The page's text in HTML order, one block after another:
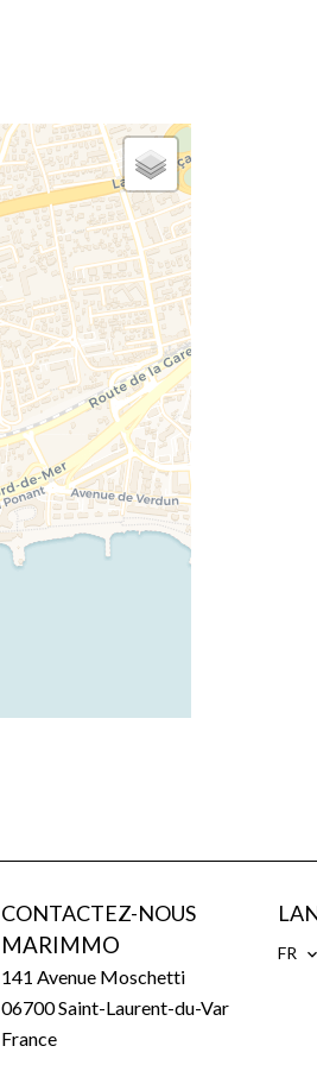
CONTACTEZ-NOUS
MARIMMO
141 Avenue Moschetti
06700Saint-Laurent-du-Var
France
FR